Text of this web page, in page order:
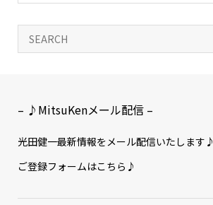
– ♪MitsuKenメール配信 –
光田健一最新情報をメール配信いたします♪
ご登録フォームはこちら♪